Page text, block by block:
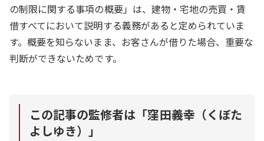
の制限に関する事項の概要」は、建物・宅地の売買・賃
借すべてにおいて説明する義務があると定められていま
す。概要を知らないまま、お客さんが借りた場合、重要な
判断ができないためです。
この記事の監修者は「窪田義幸（くぼた
よしゆき） 」